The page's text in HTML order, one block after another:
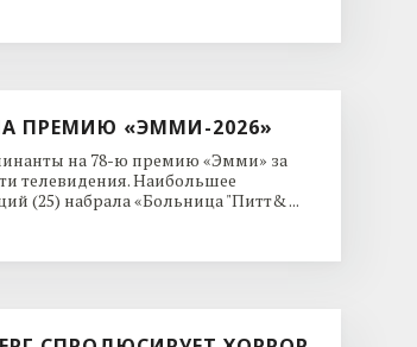
ПРЕМИЮ «ЭММИ-2026»
на 78-ю премию «Эмми» за
телевидения. Наибольшее
(25) набрала «Больница "Питт& ...